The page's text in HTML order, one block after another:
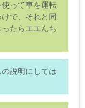
って車を運転
で、それと同
たらエエんち
説明にしては